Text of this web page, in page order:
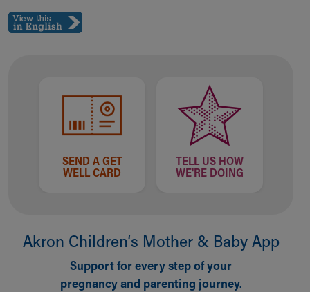
Medical Records
SEND A GET
WELL CARD
TELL US HOW
WE'RE DOING
Akron Children‘s Mother & Baby App
Support for every step of your
pregnancy and parenting journey.